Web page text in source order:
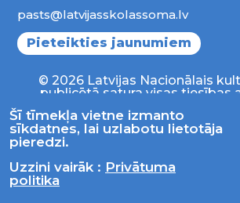
pasts@latvijasskolassoma.lv
Pieteikties jaunumiem
© 2026 Latvijas Nacionālais
publicētā satura visas tiesības
Šī tīmekļa vietne izmanto
sīkdatnes, lai uzlabotu lietotāja
pieredzi.
Uzzini vairāk : Privātuma
politika